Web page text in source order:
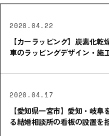
2020.04.22
【カーラッピング】炭素化
車のラッピングデザイン・施
2020.04.17
【愛知県一宮市】愛知・岐
る結婚相談所の看板の設置を